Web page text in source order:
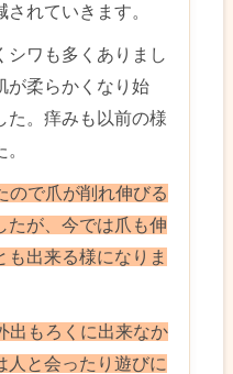
れていきます。
シワも多くありまし
が柔らかくなり始
た。痒みも以前の様
ので爪が削れ伸びる
たが、今では爪も伸
も出来る様になりま
出もろくに出来なか
人と会ったり遊びに